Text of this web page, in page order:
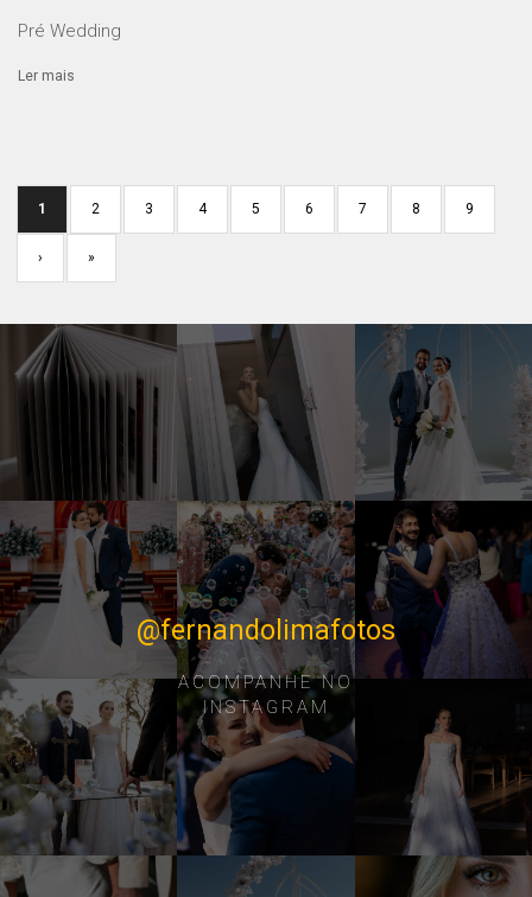
Pré Wedding
Ler mais
1 2 3 4 5 6 7 8 9
› »
@fernandolimafotos
ACOMPANHE NO
INSTAGRAM